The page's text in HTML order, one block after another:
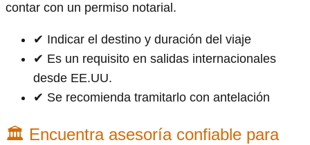
contar con un permiso notarial.
✔ Indicar el destino y duración del viaje
✔ Es un requisito en salidas internacionales
desde EE.UU.
✔ Se recomienda tramitarlo con antelación
🏛 Encuentra asesoría confiable para